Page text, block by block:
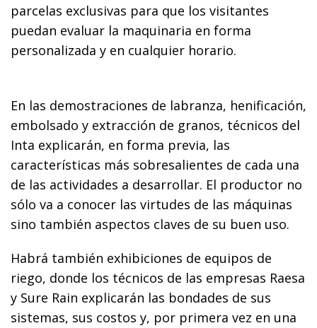
parcelas exclusivas para que los visitantes
puedan evaluar la maquinaria en forma
personalizada y en cualquier horario.
En las demostraciones de labranza, henificación,
embolsado y extracción de granos, técnicos del
Inta explicarán, en forma previa, las
características más sobresalientes de cada una
de las actividades a desarrollar. El productor no
sólo va a conocer las virtudes de las máquinas
sino también aspectos claves de su buen uso.
Habrá también exhibiciones de equipos de
riego, donde los técnicos de las empresas Raesa
y Sure Rain explicarán las bondades de sus
sistemas, sus costos y, por primera vez en una